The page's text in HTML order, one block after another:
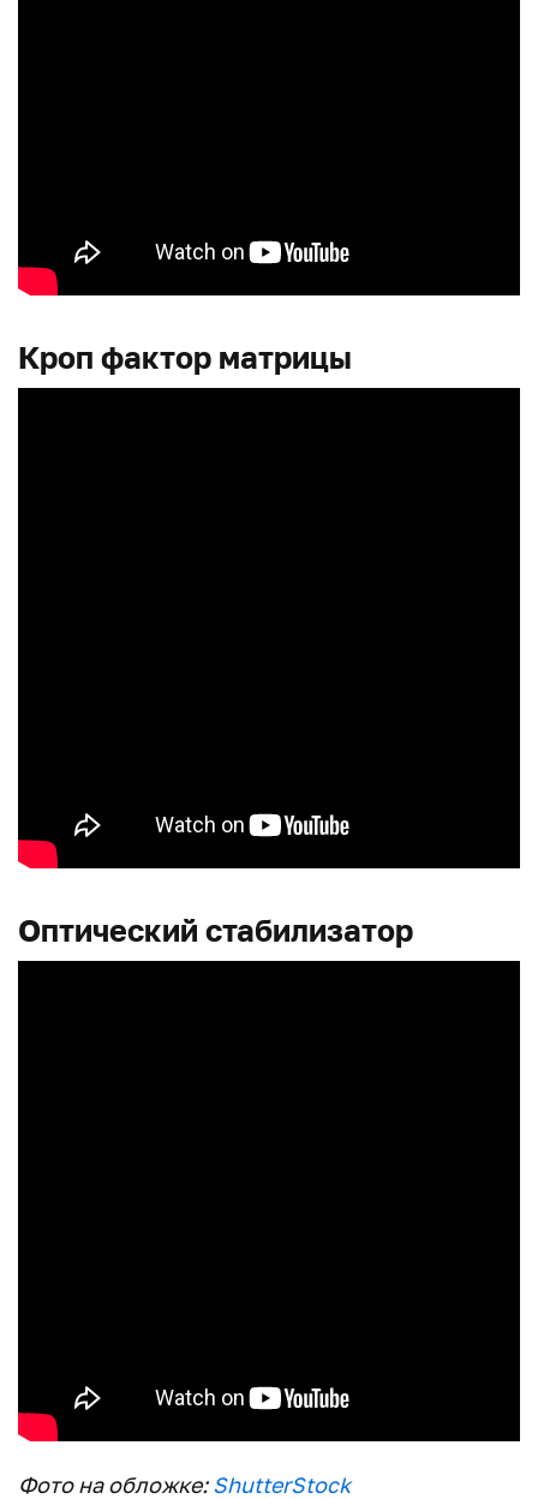
Кроп фактор матрицы
Оптический стабилизатор
Фото на обложке:ShutterStock